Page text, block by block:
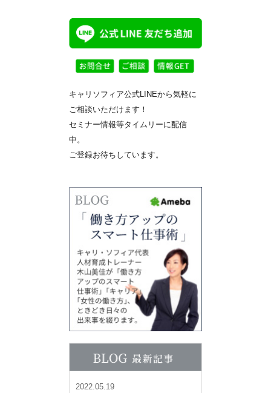
キャリソフィア公式LINEから気軽に
ご相談いただけます！
セミナー情報等タイムリーに配信
中。
ご登録お待ちしています。
2022.05.19